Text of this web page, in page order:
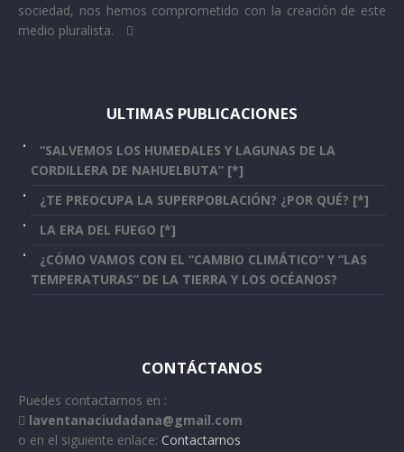
sociedad, nos hemos comprometido con la creación de este
medio pluralista.
ULTIMAS PUBLICACIONES
“SALVEMOS LOS HUMEDALES Y LAGUNAS DE LA
CORDILLERA DE NAHUELBUTA” [*]
¿TE PREOCUPA LA SUPERPOBLACIÓN? ¿POR QUÉ? [*]
LA ERA DEL FUEGO [*]
¿CÓMO VAMOS CON EL “CAMBIO CLIMÁTICO” Y “LAS
TEMPERATURAS” DE LA TIERRA Y LOS OCÉANOS?
CONTÁCTANOS
Puedes contactarnos en :
laventanaciudadana@gmail.com
o en el siguiente enlace: Contactarnos